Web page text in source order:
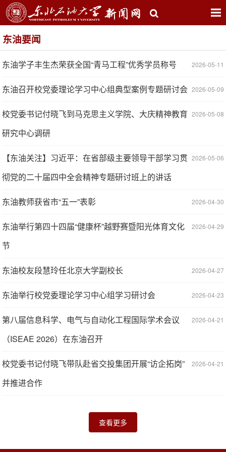
东油要闻
2026-05-11
东油学子丰生杰荣获全国“青马工程”优秀学员称号
2026-05-09
东油召开校党委理论学习中心组典型案例专题研讨会
2026-05-08
校党委书记付晓飞到马克思主义学院、大庆精神教育
研究中心调研
2026-05-06
【东油关注】习近平：在省部级主要领导干部学习贯
彻党的二十届四中全会精神专题研讨班上的讲话
2026-04-30
东油教师获省市“五一”表彰
2026-04-29
东油举行第四十四届“健康杯”越野赛暨阳光体育文化
节
2026-04-27
东油校友段慧玲任北京大学副校长
2026-04-23
东油举行校党委理论学习中心组学习研讨会
2026-04-21
第八届信息科学、电气与自动化工程国际学术会议
（ISEAE 2026）在东油召开
2026-04-21
校党委书记付晓飞带队赴省交投集团开展“访企拓岗”
并推进合作
查看更多